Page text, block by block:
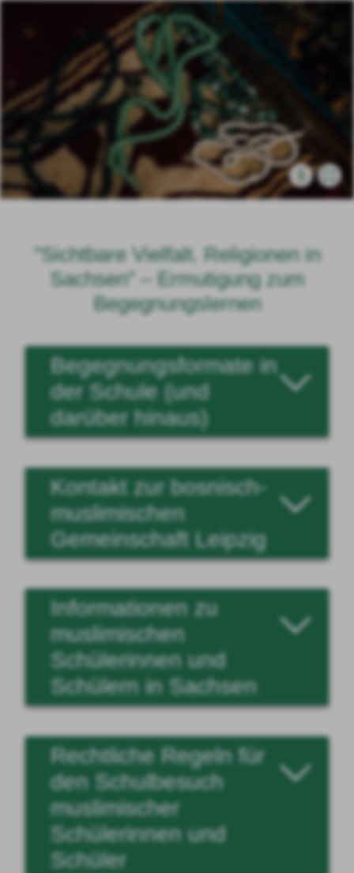
"Sichtbare Vielfalt. Religionen in
Sachsen" – Ermutigung zum
Begegnungslernen
Begegnungsformate in
der Schule (und
darüber hinaus)
Kontakt zur bosnisch-
muslimischen
Gemeinschaft Leipzig
Informationen zu
muslimischen
Schülerinnen und
Schülern in Sachsen
Rechtliche Regeln für
den Schulbesuch
muslimischer
Schülerinnen und
Schüler